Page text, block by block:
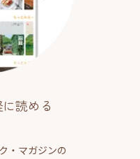
読める
・マガジンの